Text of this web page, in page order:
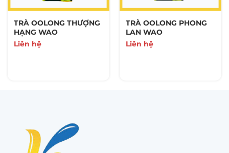
TRÀ OOLONG THƯỢNG
HẠNG WAO
Liên hệ
TRÀ OOLONG PHONG
LAN WAO
Liên hệ